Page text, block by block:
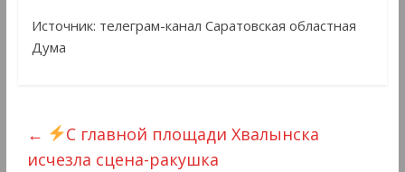
Источник: телеграм-канал Саратовская областная
Дума
←
С главной площади Хвалынска
исчезла сцена-ракушка